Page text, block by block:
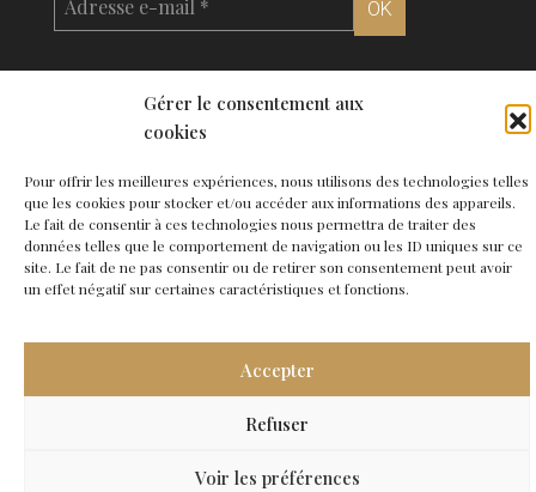
Gérer le consentement aux
cookies
Pour offrir les meilleures expériences, nous utilisons des technologies telles
que les cookies pour stocker et/ou accéder aux informations des appareils.
Le fait de consentir à ces technologies nous permettra de traiter des
données telles que le comportement de navigation ou les ID uniques sur ce
site. Le fait de ne pas consentir ou de retirer son consentement peut avoir
un effet négatif sur certaines caractéristiques et fonctions.
Accepter
Refuser
Voir les préférences
© 2026 Agence de Bordeaux - SiteCarabine-Mentions légales●Contact